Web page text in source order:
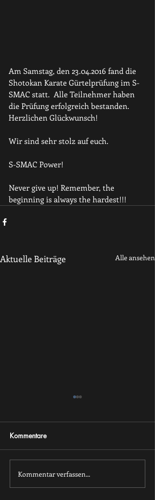
Am Samstag, den 23.04.2016 fand die
Shotokan Karate Gürtelprüfung im S-
SMAC statt.  Alle Teilnehmer haben
die Prüfung erfolgreich bestanden.
Herzlichen Glückwunsch!
Wir sind sehr stolz auf euch.
S-SMAC Power!
Never give up! Remember, the
beginning is always the hardest!!!
Aktuelle Beiträge Alle ansehen
Sommerferien
Kommentare
Kommentar verfassen...